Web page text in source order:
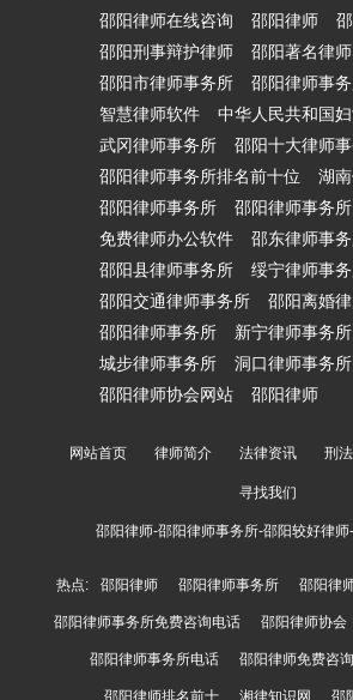
邵阳律师在线咨询
邵阳律师
邵阳刑事辩护律师
邵阳著名律师
邵阳市律师事务所
邵阳律师事
智慧律师软件
中华人民共和国
武冈律师事务所
邵阳十大律师
邵阳律师事务所排名前十位
湖
邵阳律师事务所
邵阳律师事务所
免费律师办公软件
邵东律师事
邵阳县律师事务所
绥宁律师事
邵阳交通律师事务所
邵阳离婚
邵阳律师事务所
新宁律师事务所
城步律师事务所
洞口律师事务所
邵阳律师协会网站
邵阳律师
网站首页 律师简介 法律资讯 刑
寻找我们
邵阳律师-邵阳律师事务所-邵阳较好律
热点: 邵阳律师 邵阳律师事务所 邵阳律
邵阳律师事务所免费咨询电话 邵阳律师协会
邵阳律师事务所电话 邵阳律师免费咨询
邵阳律师排名前十 湘律知识网 邵